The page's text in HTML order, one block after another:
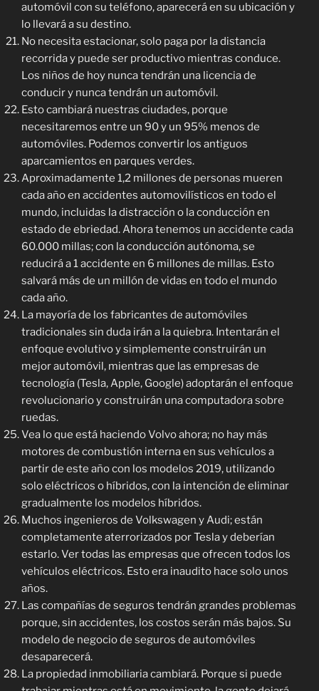
automóvil con su teléfono, aparecerá en su ubicación y
lo llevará a su destino.
No necesita estacionar, solo paga por la distancia
recorrida y puede ser productivo mientras conduce.
Los niños de hoy nunca tendrán una licencia de
conducir y nunca tendrán un automóvil.
Esto cambiará nuestras ciudades, porque
necesitaremos entre un 90 y un 95% menos de
automóviles. Podemos convertir los antiguos
aparcamientos en parques verdes.
Aproximadamente 1,2 millones de personas mueren
cada año en accidentes automovilísticos en todo el
mundo, incluidas la distracción o la conducción en
estado de ebriedad. Ahora tenemos un accidente cada
60.000 millas; con la conducción autónoma, se
reducirá a 1 accidente en 6 millones de millas. Esto
salvará más de un millón de vidas en todo el mundo
cada año.
La mayoría de los fabricantes de automóviles
tradicionales sin duda irán a la quiebra. Intentarán el
enfoque evolutivo y simplemente construirán un
mejor automóvil, mientras que las empresas de
tecnología (Tesla, Apple, Google) adoptarán el enfoque
revolucionario y construirán una computadora sobre
ruedas.
Vea lo que está haciendo Volvo ahora; no hay más
motores de combustión interna en sus vehículos a
partir de este año con los modelos 2019, utilizando
solo eléctricos o híbridos, con la intención de eliminar
gradualmente los modelos híbridos.
Muchos ingenieros de Volkswagen y Audi; están
completamente aterrorizados por Tesla y deberían
estarlo. Ver todas las empresas que ofrecen todos los
vehículos eléctricos. Esto era inaudito hace solo unos
años.
Las compañías de seguros tendrán grandes problemas
porque, sin accidentes, los costos serán más bajos. Su
modelo de negocio de seguros de automóviles
desaparecerá.
La propiedad inmobiliaria cambiará. Porque si puede